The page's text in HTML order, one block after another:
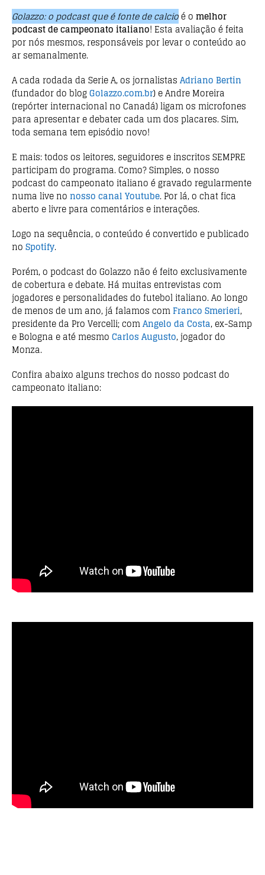
Golazzo: o podcast que é fonte de calcioé o melhor
podcast de campeonato italiano! Esta avaliação é feita
por nós mesmos, responsáveis por levar o conteúdo ao
ar semanalmente.
A cada rodada da Serie A, os jornalistas Adriano Bertin
(fundador do blogGolazzo.com.br) e Andre Moreira
(repórter internacional no Canadá) ligam os microfones
para apresentar e debater cada um dos placares. Sim,
toda semana tem episódio novo!
E mais: todos os leitores, seguidores e inscritos SEMPRE
participamdo programa. Como? Simples, o nosso
podcast do campeonato italiano é gravado regularmente
numa live no nosso canal Youtube. Por lá, o chat fica
aberto e livre para comentários e interações.
Logo na sequência, o conteúdo é convertido e publicado
no Spotify.
Porém, o podcast do Golazzo não é feito exclusivamente
de cobertura e debate. Há muitas entrevistas com
jogadores e personalidades do futebol italiano. Ao longo
de menos de um ano, já falamos com Franco Smerieri,
presidente da Pro Vercelli; comAngelo da Costa, ex-Samp
e Bologna e até mesmo Carlos Augusto, jogador do
Monza.
Confira abaixo alguns trechos do nosso podcast do
campeonato italiano: